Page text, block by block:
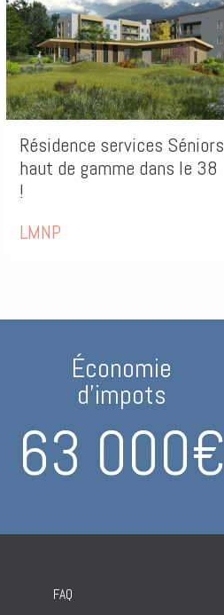
Résidence services Séniors
haut de gamme dans le 38
LMNP
Économie
d’impots
63 000€
FAQ